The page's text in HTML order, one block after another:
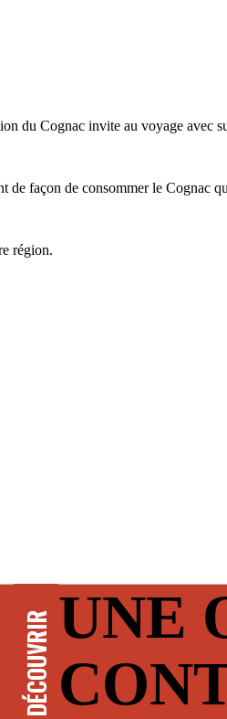
du Cognac invite au voyage avec
façon de consommer le Cognac
région.
DÉCOUVRIRUNE